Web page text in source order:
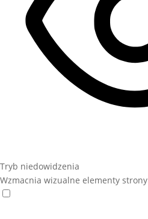
Tryb niedowidzenia
Wzmacnia wizualne elementy strony